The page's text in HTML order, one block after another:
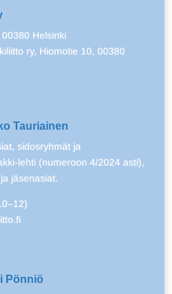
Helsinki
ry, Hiomotie 10, 00380
Tauriainen
sidosryhmät ja
lehti (numeroon 4/2024 asti),
jäsenasiat.
Pönniö